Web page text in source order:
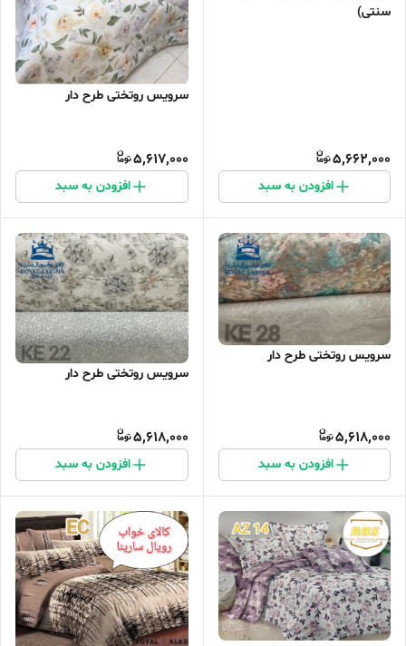
سنتی)
5,662,000
افزودن به سبد
سرویس روتختی طرح دار
5,617,000
افزودن به سبد
سرویس روتختی طرح دار
5,618,000
افزودن به سبد
سرویس روتختی طرح دار
5,618,000
افزودن به سبد